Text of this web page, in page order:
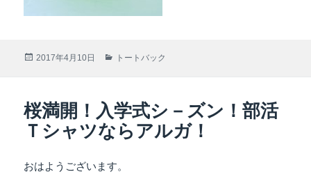
投
2017年4月10日
カ
ー
トートバック
桜満開！入学式シ－ズン！部活
Ｔシャツならアルガ！
おはようございます。